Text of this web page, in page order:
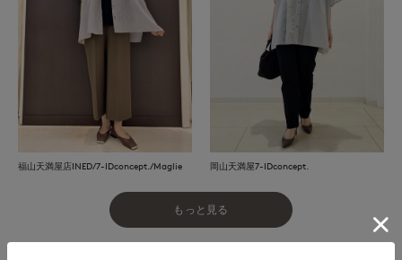
福山天満屋店INED/7-IDconcept./Maglie 岡山天満屋7-IDconcept.
もっと見る